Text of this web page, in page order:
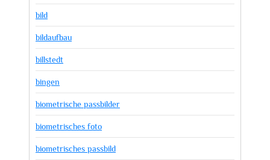
bild
bildaufbau
billstedt
bingen
biometrische passbilder
biometrisches foto
biometrisches passbild